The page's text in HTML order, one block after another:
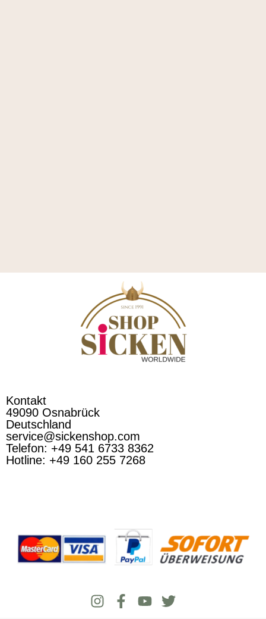
Kontakt
49090 Osnabrück
Deutschland
service@sickenshop.com
Telefon: +49 541 6733 8362
Hotline: +49 160 255 7268